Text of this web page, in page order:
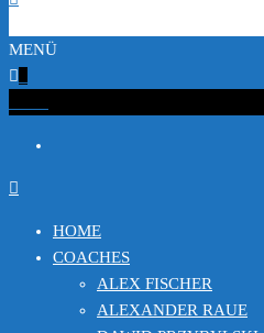
MENÜ
HOME
COACHES
ALEX FISCHER
ALEXANDER RAUE